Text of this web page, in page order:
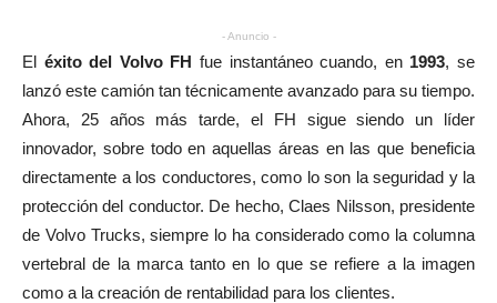
- Anuncio -
El éxito del Volvo FH fue instantáneo cuando, en 1993, se
lanzó este camión tan técnicamente avanzado para su tiempo.
Ahora, 25 años más tarde, el FH sigue siendo un líder
innovador, sobre todo en aquellas áreas en las que beneficia
directamente a los conductores, como lo son la seguridad y la
protección del conductor. De hecho, Claes Nilsson, presidente
de Volvo Trucks, siempre lo ha considerado como la columna
vertebral de la marca tanto en lo que se refiere a la imagen
como a la creación de rentabilidad para los clientes.